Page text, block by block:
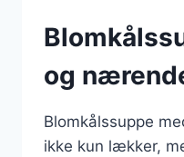
og
Blomkålssuppe
ikke kun lækker,